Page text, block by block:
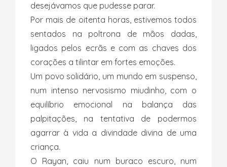
desejávamos que pudesse parar.
Por mais de oitenta horas, estivemos todos
sentados na poltrona de mãos dadas,
ligados pelos ecrãs e com as chaves dos
corações a tilintar em fortes emoções.
Um povo solidário, um mundo em suspenso,
num intenso nervosismo miudinho, com o
equilíbrio emocional na balança das
palpitações, na tentativa de podermos
agarrar à vida a divindade divina de uma
criança.
O Rayan, caiu num buraco escuro, num